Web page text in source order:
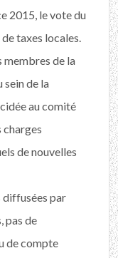
2015, le vote du
taxes locales.
membres de la
sein de la
au comité
de nouvelles
par
pas de
de compte